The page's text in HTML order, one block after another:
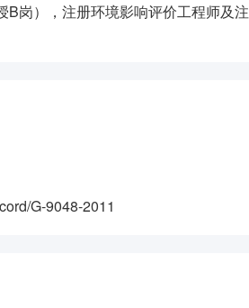
岗），注册环境影响评价工程师及
G-9048-2011